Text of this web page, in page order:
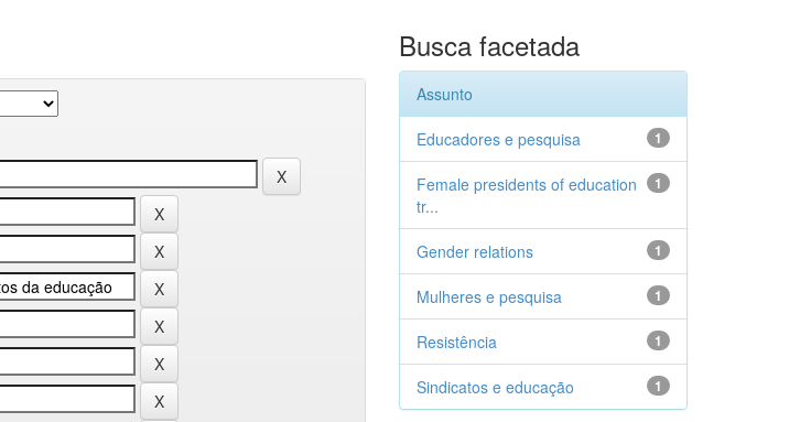
Busca facetada
Assunto
1
Educadores e pesquisa
1
Female presidents of education
tr...
1
Gender relations
1
Mulheres e pesquisa
1
Resistência
1
Sindicatos e educação